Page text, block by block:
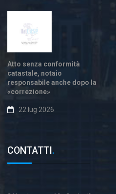
Atto senza conformità
catastale, notaio
responsabile anche dopo la
«correzione»
22 lug 2026
CONTATTI .